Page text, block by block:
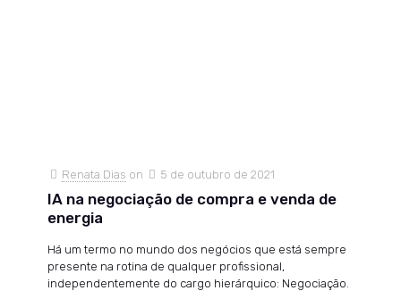
Renata Dias on 5 de outubro de 2021
IA na negociação de compra e venda de
energia
Há um termo no mundo dos negócios que está sempre
presente na rotina de qualquer profissional,
independentemente do cargo hierárquico: Negociação.